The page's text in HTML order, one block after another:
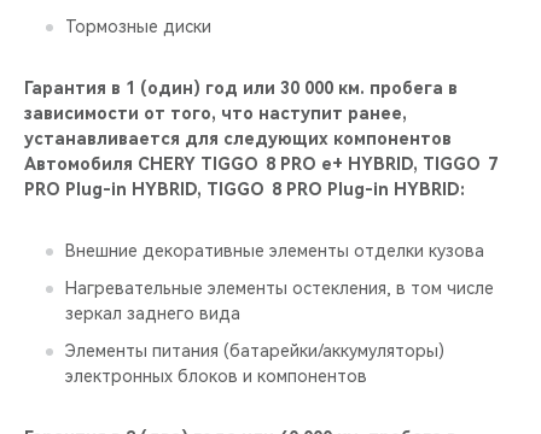
Тормозные диски
Гарантия в 1 (один) год или 30 000 км. пробега в
зависимости от того, что наступит ранее,
устанавливается для следующих компонентов
Автомобиля CHERY TIGGO 8 PRO е+ HYBRID, TIGGO 7
PRO Plug-in HYBRID, TIGGO 8 PRO Plug-in HYBRID:
Внешние декоративные элементы отделки кузова
Нагревательные элементы остекления, в том числе
зеркал заднего вида
Элементы питания (батарейки/аккумуляторы)
электронных блоков и компонентов